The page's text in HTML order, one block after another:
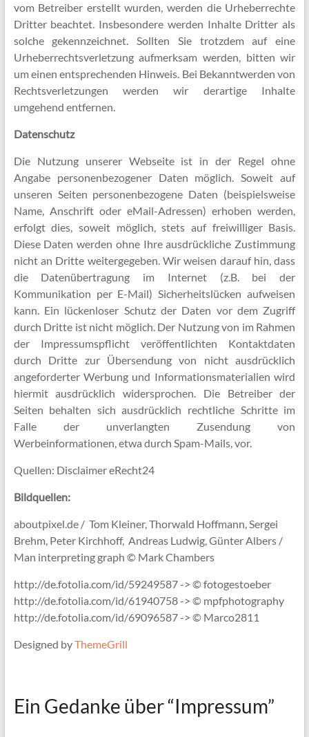
vom Betreiber erstellt wurden, werden die Urheberrechte
Dritter beachtet. Insbesondere werden Inhalte Dritter als
solche gekennzeichnet. Sollten Sie trotzdem auf eine
Urheberrechtsverletzung aufmerksam werden, bitten wir
um einen entsprechenden Hinweis. Bei Bekanntwerden von
Rechtsverletzungen werden wir derartige Inhalte
umgehend entfernen.
Datenschutz
Die Nutzung unserer Webseite ist in der Regel ohne
Angabe personenbezogener Daten möglich. Soweit auf
unseren Seiten personenbezogene Daten (beispielsweise
Name, Anschrift oder eMail-Adressen) erhoben werden,
erfolgt dies, soweit möglich, stets auf freiwilliger Basis.
Diese Daten werden ohne Ihre ausdrückliche Zustimmung
nicht an Dritte weitergegeben. Wir weisen darauf hin, dass
die Datenübertragung im Internet (z.B. bei der
Kommunikation per E-Mail) Sicherheitslücken aufweisen
kann. Ein lückenloser Schutz der Daten vor dem Zugriff
durch Dritte ist nicht möglich. Der Nutzung von im Rahmen
der Impressumspflicht veröffentlichten Kontaktdaten
durch Dritte zur Übersendung von nicht ausdrücklich
angeforderter Werbung und Informationsmaterialien wird
hiermit ausdrücklich widersprochen. Die Betreiber der
Seiten behalten sich ausdrücklich rechtliche Schritte im
Falle der unverlangten Zusendung von
Werbeinformationen, etwa durch Spam-Mails, vor.
Quellen: Disclaimer eRecht24
Bildquellen:
aboutpixel.de / Tom Kleiner, Thorwald Hoffmann, Sergei
Brehm, Peter Kirchhoff, Andreas Ludwig, Günter Albers /
Man interpreting graph © Mark Chambers
http://de.fotolia.com/id/59249587 -> © fotogestoeber
http://de.fotolia.com/id/61940758 -> © mpfphotography
http://de.fotolia.com/id/69096587 -> © Marco2811
Designed byThemeGrill
Ein Gedanke über “Impressum”